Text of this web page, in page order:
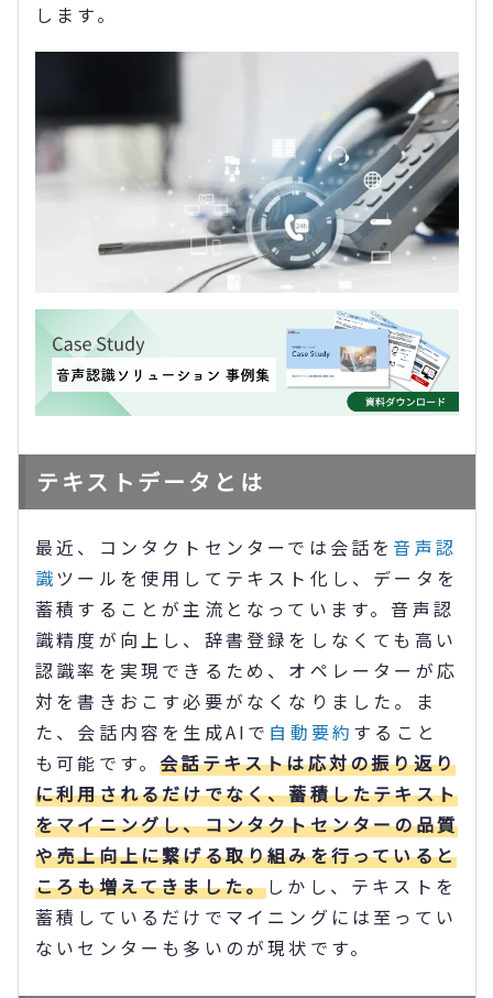
します。
テキストデータとは
最近、コンタクトセンターでは会話を音声認
識ツールを使用してテキスト化し、データを
蓄積することが主流となっています。音声認
識精度が向上し、辞書登録をしなくても高い
認識率を実現できるため、オペレーターが応
対を書きおこす必要がなくなりました。ま
た、会話内容を生成AIで 自動要約 すること
も可能です。会話テキストは応対の振り返り
に利用されるだけでなく、蓄積したテキスト
をマイニングし、コンタクトセンターの品質
や売上向上に繋げる取り組みを行っていると
ころも増えてきました。しかし、テキストを
蓄積しているだけでマイニングには至ってい
ないセンターも多いのが現状です。